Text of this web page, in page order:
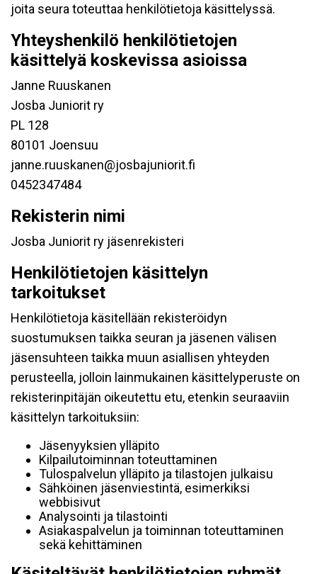
joita seura toteuttaa henkilötietoja käsittelyssä.
Yhteyshenkilö henkilötietojen
käsittelyä koskevissa asioissa
Janne Ruuskanen
Josba Juniorit ry
PL 128
80101 Joensuu
janne.ruuskanen@josbajuniorit.fi
0452347484
Rekisterin nimi
Josba Juniorit ry jäsenrekisteri
Henkilötietojen käsittelyn
tarkoitukset
Henkilötietoja käsitellään rekisteröidyn
suostumuksen taikka seuran ja jäsenen välisen
jäsensuhteen taikka muun asiallisen yhteyden
perusteella, jolloin lainmukainen käsittelyperuste on
rekisterinpitäjän oikeutettu etu, etenkin seuraaviin
käsittelyn tarkoituksiin:
Jäsenyyksien ylläpito
Kilpailutoiminnan toteuttaminen
Tulospalvelun ylläpito ja tilastojen julkaisu
Sähköinen jäsenviestintä, esimerkiksi
webbisivut
Analysointi ja tilastointi
Asiakaspalvelun ja toiminnan toteuttaminen
sekä kehittäminen